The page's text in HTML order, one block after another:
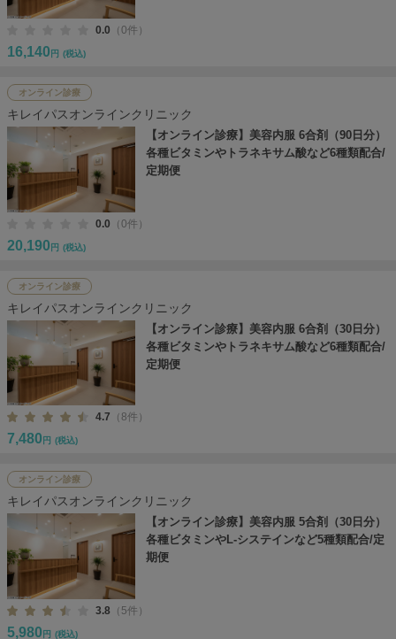
0.0 （0件）
16,140 円 (税込)
オンライン診療
キレイパスオンラインクリニック
【オンライン診療】美容内服 6合剤（90日分）
各種ビタミンやトラネキサム酸など6種類配合/
定期便
0.0 （0件）
20,190 円 (税込)
オンライン診療
キレイパスオンラインクリニック
【オンライン診療】美容内服 6合剤（30日分）
各種ビタミンやトラネキサム酸など6種類配合/
定期便
4.7 （8件）
7,480 円 (税込)
オンライン診療
キレイパスオンラインクリニック
【オンライン診療】美容内服 5合剤（30日分）
各種ビタミンやL-システインなど5種類配合/定
期便
3.8 （5件）
5,980 円 (税込)